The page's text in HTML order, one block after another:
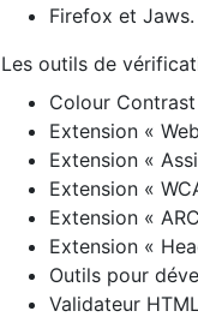
Firefox et Jaws.
Les outils de
Colour
Extension «
Extension «
Extension «
Extension «
Extension «
Outils pour
Validateur